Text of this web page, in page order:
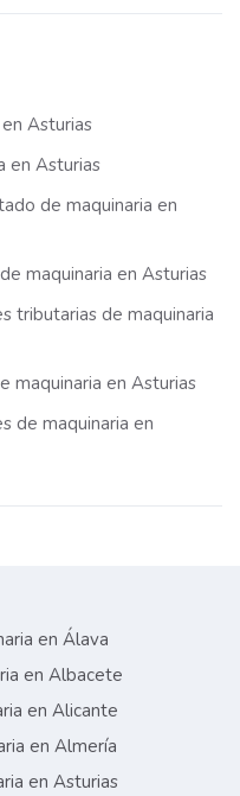
Asturias
en Asturias
de maquinaria en
maquinaria en Asturias
tributarias de maquinaria
maquinaria en Asturias
de maquinaria en
en Álava
en Albacete
en Alicante
en Almería
en Asturias